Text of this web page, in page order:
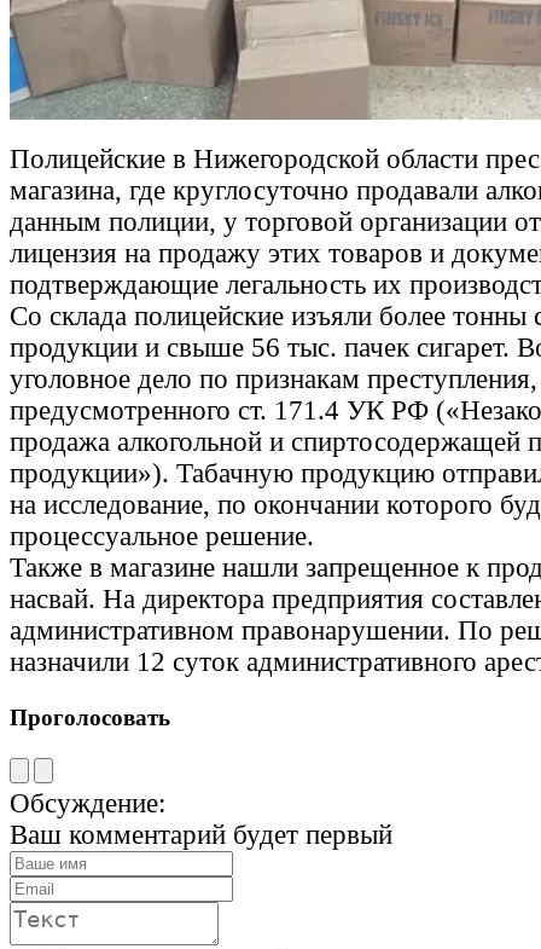
Полицейские в Нижегородской области
магазина, где круглосуточно продавали
данным полиции, у торговой организации
лицензия на продажу этих товаров и
подтверждающие легальность их
Со склада полицейские изъяли более
продукции и свыше 56 тыс. пачек сигарет.
уголовное дело по признакам преступления,
предусмотренного ст. 171.4 УК РФ
продажа алкогольной и спиртосодержащей
продукции»). Табачную продукцию
на исследование, по окончании которого
процессуальное решение.
Также в магазине нашли запрещенное к
насвай. На директора предприятия
административном правонарушении. По
назначили 12 суток административного
Проголосовать
Обсуждение:
Ваш комментарий будет первый